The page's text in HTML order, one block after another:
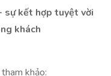
sự kết hợp tuyệt vời
khách
khảo: